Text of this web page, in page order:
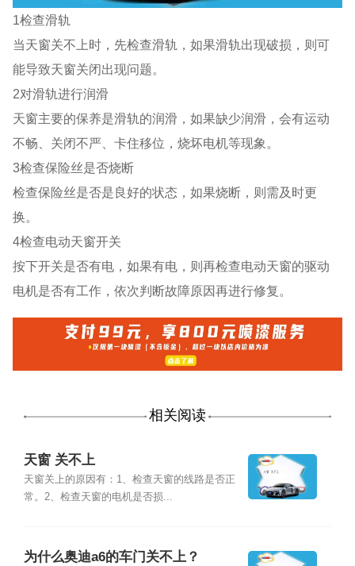
1检查滑轨
当天窗关不上时，先检查滑轨，如果滑轨出现破损，则可
能导致天窗关闭出现问题。
2对滑轨进行润滑
天窗主要的保养是滑轨的润滑，如果缺少润滑，会有运动
不畅、关闭不严、卡住移位，烧坏电机等现象。
3检查保险丝是否烧断
检查保险丝是否是良好的状态，如果烧断，则需及时更
换。
4检查电动天窗开关
按下开关是否有电，如果有电，则再检查电动天窗的驱动
电机是否有工作，依次判断故障原因再进行修复。
相关阅读
天窗 关不上
天窗关上的原因有：1、检查天窗的线路是否正
常。2、检查天窗的电机是否损...
为什么奥迪a6的车门关不上？